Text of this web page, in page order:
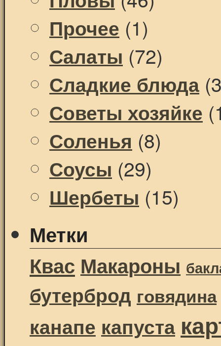
Прочее (1)
Салаты (72)
Сладкие блюда
Советы хозяйке
Соленья (8)
Соусы (29)
Шербеты (15)
Метки
Квас Макароны
бутерброд говядина
канапе капуста